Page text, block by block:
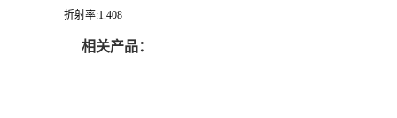
折射率:1.408
相关产品：